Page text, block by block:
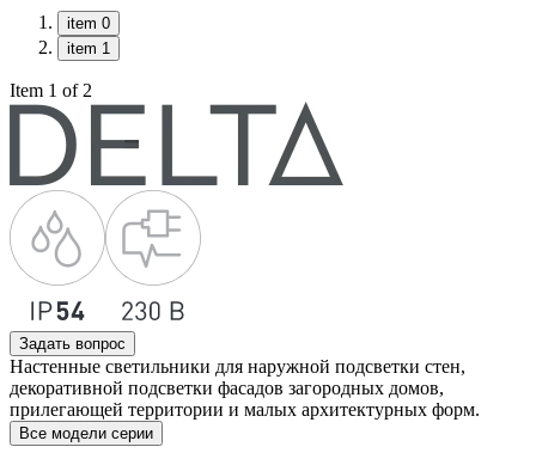
item 0
item 1
Item 1 of 2
Задать вопрос
Настенные светильники для наружной подсветки стен,
декоративной подсветки фасадов загородных домов,
прилегающей территории и малых архитектурных форм.
Все модели серии